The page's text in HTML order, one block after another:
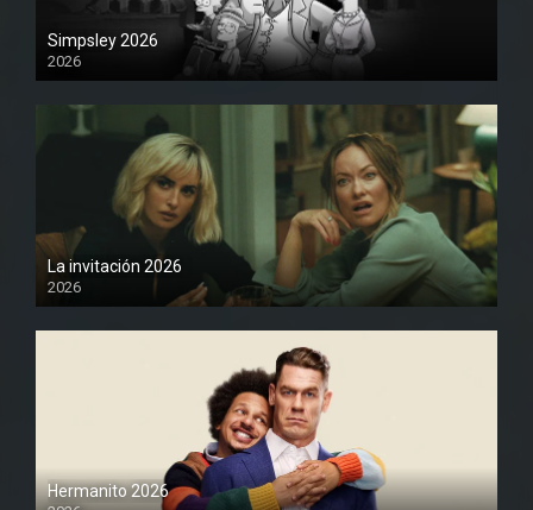
Simpsley 2026
2026
1080P
La invitación 2026
2026
1080P
Hermanito 2026